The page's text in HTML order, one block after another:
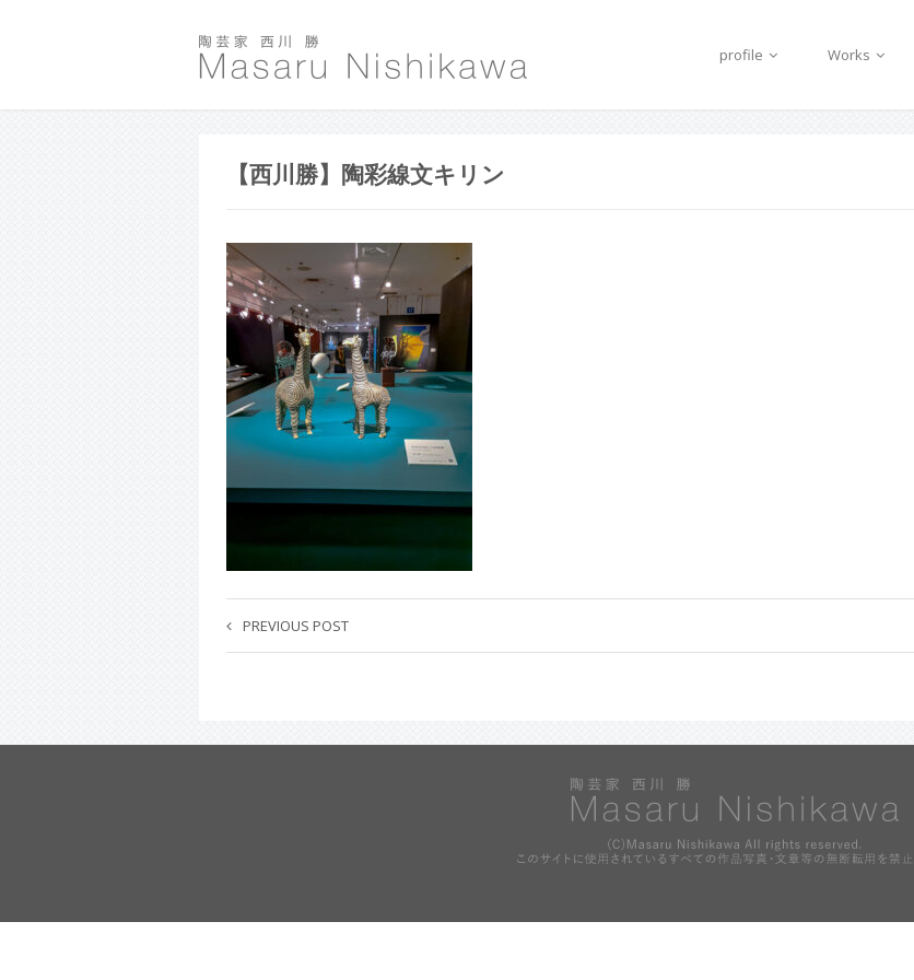
profile Works
【西川勝】陶彩線文キリン
PREVIOUS POST